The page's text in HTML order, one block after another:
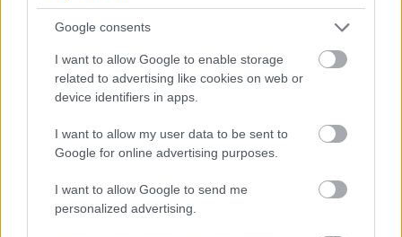
Google consents
I want to allow Google to enable storage
related to advertising like cookies on web or
device identifiers in apps.
I want to allow my user data to be sent to
Google for online advertising purposes.
I want to allow Google to send me
personalized advertising.
Felkészülési szezon 4. mérkőzés
Nya Ullevi, Göteborg
2026-08-08 17:00
2 nap 4 óra 49 perc 58 másodperc
Manchester United